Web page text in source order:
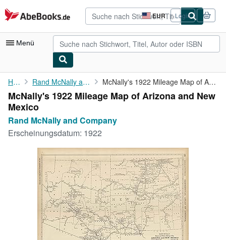
Zum Hauptinhalt
AbeBooks.de EUR
Seite
der
Einkaufseinstellungen.
Login
Menü
Nutzerkonto
Meine Bestellungen
Detailsuche
Sammlungen
Antiquarische Bücher
Kunst & Sammlerstücke
Verkäufer
Verkäufer werden
Home Rand McNally and Company McNally's 1922 Mileage Map of Arizona and New Mexico
McNally's 1922 Mileage Map of Arizona and New
Mexico
Rand McNally and Company
Erscheinungsdatum: 1922